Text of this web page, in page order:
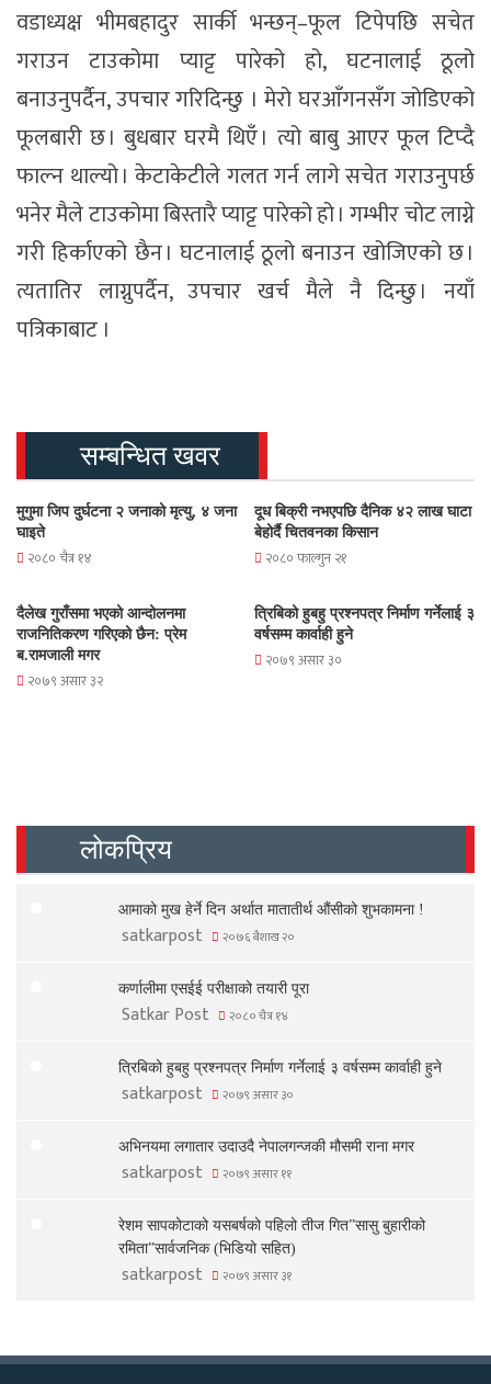
वडाध्यक्ष भीमबहादुर सार्की भन्छन्–फूल टिपेपछि सचेत
गराउन टाउकोमा प्याट्ट पारेको हो, घटनालाई ठूलो
बनाउनुपर्दैन, उपचार गरिदिन्छु । मेरो घरआँगनसँग जोडिएको
फूलबारी छ । बुधबार घरमै थिएँ । त्यो बाबु आएर फूल टिप्दै
फाल्न थाल्यो । केटाकेटीले गलत गर्न लागे सचेत गराउनुपर्छ
भनेर मैले टाउकोमा बिस्तारै प्याट्ट पारेको हो । गम्भीर चोट लाग्ने
गरी हिर्काएको छैन । घटनालाई ठूलो बनाउन खोजिएको छ ।
त्यतातिर लाग्नुपर्दैन, उपचार खर्च मैले नै दिन्छु । नयाँ
पत्रिकाबाट ।
सम्बन्धित खवर
मुगुमा जिप दुर्घटना २ जनाको मृत्यु, ४ जना
घाइते
२०८० चैत्र १४
दूध बिक्री नभएपछि दैनिक ४२ लाख घाटा
बेहोर्दै चितवनका किसान
२०८० फाल्गुन २१
दैलेख गुराँसमा भएको आन्दोलनमा
राजनितिकरण गरिएको छैन: प्रेम
ब.रामजाली मगर
२०७९ असार ३२
त्रिबिको हुबहु प्रश्नपत्र निर्माण गर्नेलाई ३
वर्षसम्म कार्वाही हुने
२०७९ असार ३०
लोकप्रिय
आमाको मुख हेर्ने दिन अर्थात मातातीर्थ औंसीको शुभकामना !
satkarpost २०७६ बैशाख २०
कर्णालीमा एसईई परीक्षाको तयारी पूरा
Satkar Post २०८० चैत्र १४
त्रिबिको हुबहु प्रश्नपत्र निर्माण गर्नेलाई ३ वर्षसम्म कार्वाही हुने
satkarpost २०७९ असार ३०
अभिनयमा लगातार उदाउदै नेपालगन्जकी मौसमी राना मगर
satkarpost २०७९ असार ११
रेशम सापकोटाको यसबर्षको पहिलो तीज गित”सासु बुहारीको
रमिता”सार्वजनिक (भिडियो सहित)
satkarpost २०७९ असार ३१